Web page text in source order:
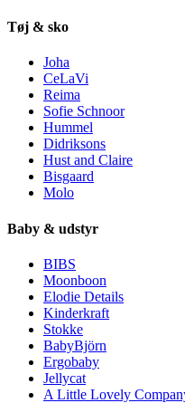
Tøj & sko
Joha
CeLaVi
Reima
Sofie Schnoor
Hummel
Didriksons
Hust and Claire
Bisgaard
Molo
Baby & udstyr
BIBS
Moonboon
Elodie Details
Kinderkraft
Stokke
BabyBjörn
Ergobaby
Jellycat
A Little Lovely